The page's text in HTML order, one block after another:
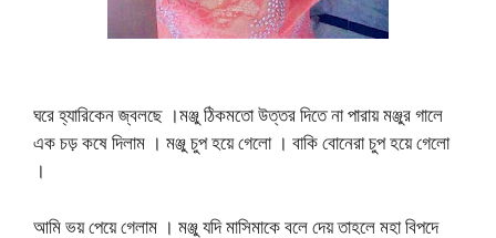
ঘরে হ্যারিকেন জ্বলছে ।মঞ্জু ঠিকমতো উত্তর দিতে না পারায় মঞ্জুর গালে
এক চড় কষে দিলাম । মঞ্জু চুপ হয়ে গেলো । বাকি বোনেরা চুপ হয়ে গেলো
।
আমি ভয় পেয়ে গেলাম । মঞ্জু যদি মাসিমাকে বলে দেয় তাহলে মহা বিপদে